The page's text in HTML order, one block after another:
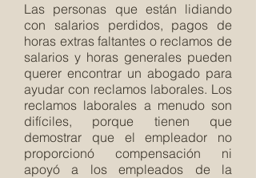
Las personas que están lidiando
con salarios perdidos, pagos de
horas extras faltantes o reclamos de
salarios y horas generales pueden
querer encontrar un abogado para
ayudar con reclamos laborales. Los
reclamos laborales a menudo son
difíciles, porque tienen que
demostrar que el empleador no
proporcionó compensación ni
apoyó a los empleados de la